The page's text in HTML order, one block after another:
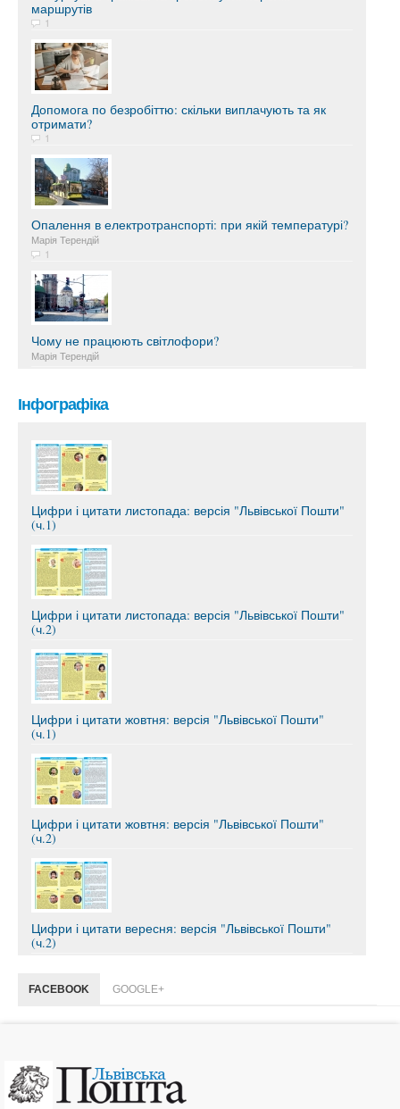
маршрутів
1
Допомога по безробіттю: скільки виплачують та як
отримати?
1
Опалення в електротранспорті: при якій температурі?
Марія Терендій
1
Чому не працюють світлофори?
Марія Терендій
Інфографіка
Цифри і цитати листопада: версія "Львівської Пошти"
(ч.1)
Цифри і цитати листопада: версія "Львівської Пошти"
(ч.2)
Цифри і цитати жовтня: версія "Львівської Пошти"
(ч.1)
Цифри і цитати жовтня: версія "Львівської Пошти"
(ч.2)
Цифри і цитати вересня: версія "Львівської Пошти"
(ч.2)
FACEBOOK GOOGLE+